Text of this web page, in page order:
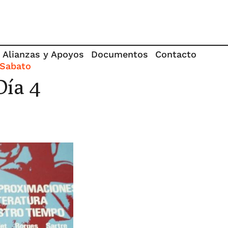
Alianzas y Apoyos Documentos
Contacto
4